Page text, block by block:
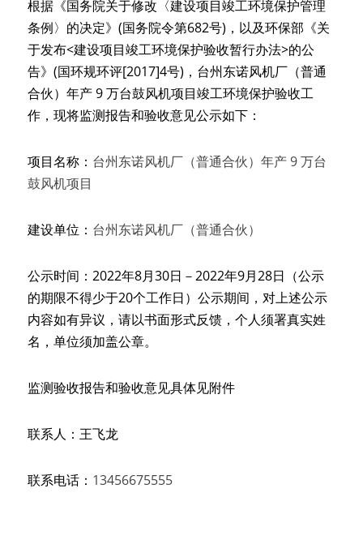
根据《国务院关于修改〈建设项目竣工环境保护管理
条例〉的决定》(国务院令第682号)，以及环保部《关
于发布<建设项目竣工环境保护验收暂行办法>的公
告》(国环规环评[2017]4号)，台州东诺风机厂（普通
合伙）年产 9 万台鼓风机项目竣工环境保护验收工
作，现将监测报告和验收意见公示如下：
项目名称： 台州东诺风机厂（普通合伙）年产 9 万台
鼓风机项目
建设单位： 台州东诺风机厂（普通合伙）
公示时间：2022年8月30日－2022年9月28日（公示
的期限不得少于20个工作日）公示期间，对上述公示
内容如有异议，请以书面形式反馈，个人须署真实姓
名，单位须加盖公章。
监测验收报告和验收意见具体见附件
联系人：王飞龙
联系电话： 13456675555